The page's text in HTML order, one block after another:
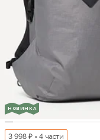
НОВИНКА
3 998 ₽ × 4 части